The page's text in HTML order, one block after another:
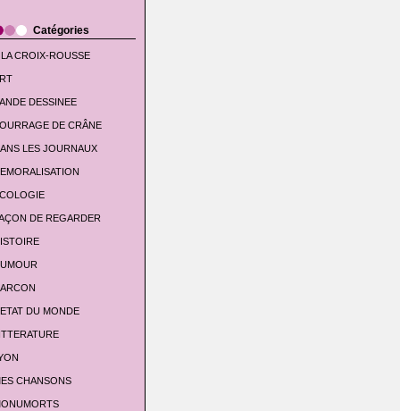
Catégories
CROIX-ROUSSE
DESSINEE
DE CRÂNE
LES JOURNAUX
DE REGARDER
DU MONDE
CHANSONS